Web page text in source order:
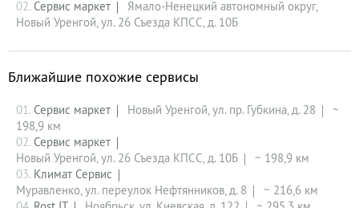
02. Сервис маркет
Ямало-Ненецкий автономный округ,
Новый Уренгой, ул. 26 Съезда КПСС, д. 10Б
Ближайшие похожие сервисы
01. Сервис маркет Новый Уренгой, ул. пр. Губкина, д. 28
~
198,9 км
02. Сервис маркет
Новый Уренгой, ул. 26 Съезда КПСС, д. 10Б
~ 198,9 км
03. Климат Сервис
Муравленко, ул. переулок Нефтянников, д. 8
~ 216,6 км